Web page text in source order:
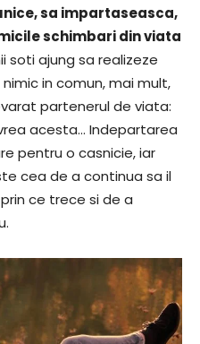
sa impartaseasca,
schimbari din viata
soti ajung sa realizeze
in comun, mai mult,
partenerul de viata:
acesta… Indepartarea
pentru o casnicie, iar
cea de a continua sa il
ce trece si de a